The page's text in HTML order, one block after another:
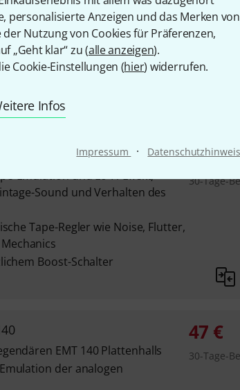
personalisierte Anzeigen und das Merken von
Nutzung von Cookies für Präferenzen,
„Geht klar“ zu (alle anzeigen).
Cookie-Einstellungen (hier) widerrufen.
Infos
Impressum ·
Algorithmen, jeweils mit
Tape, Tube, Transistor,
Germanium, Force, Bit
Emulation und Lo-Fi-Effekt,
Sound und Verhalten des
Tape-Regler wie Noise, Flutter,
Boost-Schalter
27,90
30-Tage-
EMT 140 Plattenhalls
der analogen
47 €
30-Tage-